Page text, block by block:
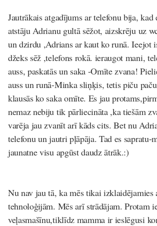
Jautrākais atgadījums ar telefonu bija, kad
atstāju Adrianu gultā sēžot, aizskrēju uz
un dzirdu ,Adrians ar kaut ko runā. Ieejot
džeks sēž ,telefons rokā. ieraugot mani,
auss, paskatās un saka -Omīte zvana!
auss un runā-Minka sliņķis, tetis piču
klausās ko saka omīte. Es jau
nemaz nebiju tik pārliecināta ,ka tiešām
varēja jau zvanīt arī kāds cits. Bet nu
telefonu un jautri pļāpāja. Tad es sapratu-
jaunatne visu apgūst daudz ātrāk.:)
Nu nav jau tā, ka mēs tikai izklaidējamies
tehnoloģijām. Mēs arī strādājam. Protam
veļasmašīnu,tiklīdz mamma ir ieslēgusi